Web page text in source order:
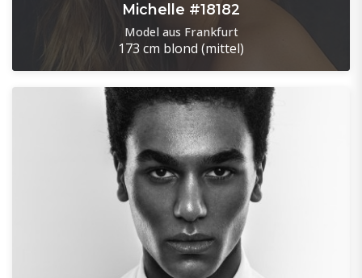
Michelle #18182
Model aus Frankfurt
173 cm blond (mittel)